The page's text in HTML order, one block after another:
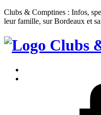
Clubs & Comptines : Infos,
leur famille, sur Bordeaux et
Clubs
Comptines